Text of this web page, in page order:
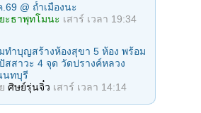
@ ถ้ำเมืองนะ
ยะธาพุทโมนะ เสาร์ เวลา 19:34
ทําบุญสร้างห้องสุขา 5 ห้อง พร้อม
สสาวะ 4 จุด วัดปรางค์หลวง
นทบุรี
ศิษย์รุ่นจิ๋ว เสาร์ เวลา 14:14